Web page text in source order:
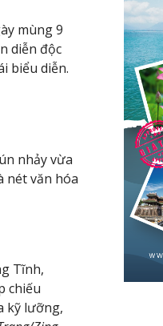
mùng 9
diễn độc
biểu diễn.
nhảy vừa
nét văn hóa
Tĩnh,
chiếu
kỹ lưỡng,